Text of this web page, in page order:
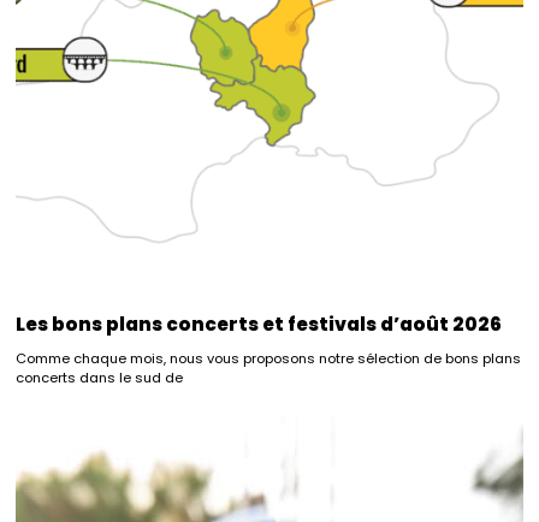
Les bons plans concerts et festivals d’août 2026
Comme chaque mois, nous vous proposons notre sélection de bons plans
concerts dans le sud de